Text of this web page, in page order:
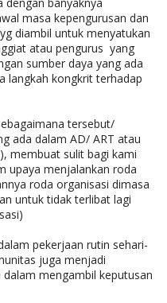
masa kepengurusan dan
diambil untuk menyatukan
atau pengurus yang
sumber daya yang ada
langkah kongkrit terhadap
tersebut/
ada dalam AD/ ART atau
membuat sulit bagi kami
upaya menjalankan roda
roda organisasi dimasa
untuk tidak terlibat lagi
pekerjaan rutin sehari-
juga menjadi
mengambil keputusan